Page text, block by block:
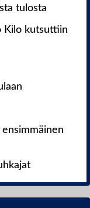
tulosta
Kilo kutsuttiin